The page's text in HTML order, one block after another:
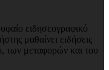
ειδησεογραφικό
μαθαίνει ειδήσεις
των μεταφορών και του